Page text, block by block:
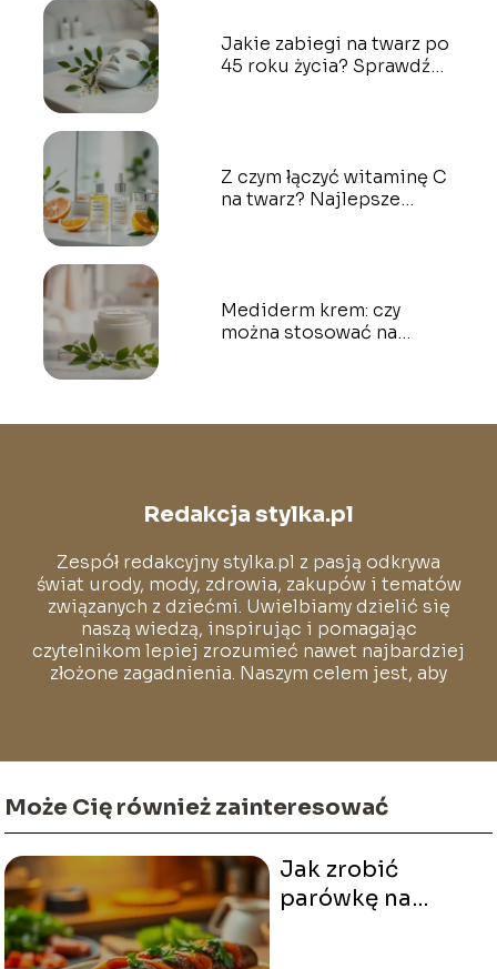
Jakie zabiegi na twarz po
45 roku życia? Sprawdź
Z czym łączyć witaminę C
na twarz? Najlepsze
Mediderm krem: czy
można stosować na
Redakcja stylka.pl
Zespół redakcyjny stylka.pl z pasją odkrywa
świat urody, mody, zdrowia, zakupów i tematów
związanych z dziećmi. Uwielbiamy dzielić się
naszą wiedzą, inspirując i pomagając
czytelnikom lepiej zrozumieć nawet najbardziej
złożone zagadnienia. Naszym celem jest, aby
Może Cię również zainteresować
Jak zrobić
parówkę na